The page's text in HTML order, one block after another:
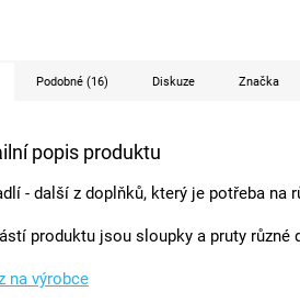
Podobné (16) Diskuze Značka
popis produktu
- další z doplňků, který je potřeba
produktu jsou sloupky a pruty různé
na výrobce